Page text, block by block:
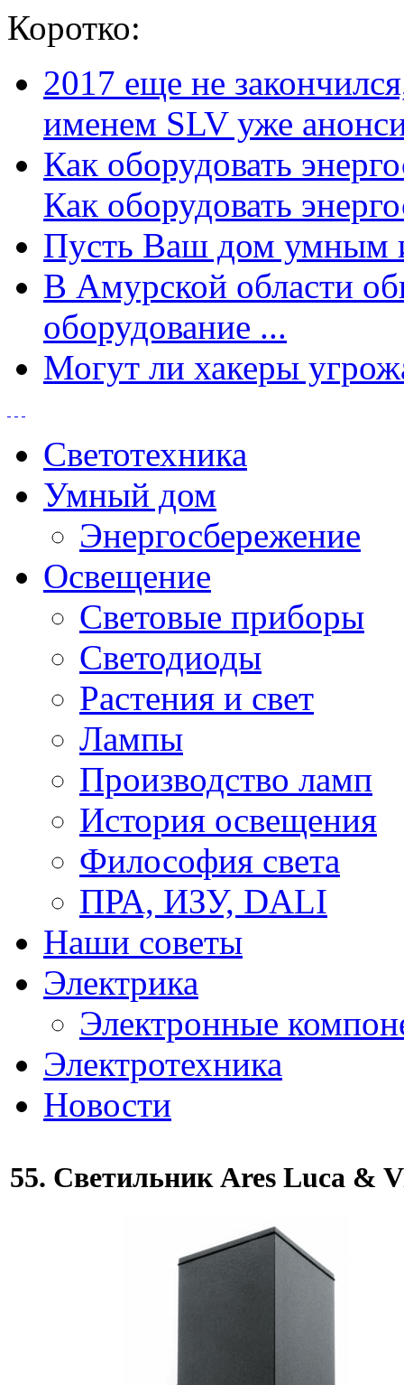
Коротко:
2017 еще не
именем SLV уже
Как оборудовать
Как оборудовать
Пусть Ваш дом умным
В Амурской области
оборудование ...
Могут ли хакеры
Светотехника
Умный дом
Энергосбережение
Освещение
Световые приборы
Светодиоды
Растения и свет
Лампы
Производство ламп
История освещения
Философия света
ПРА, ИЗУ, DALI
Наши советы
Электрика
Электронные
Электротехника
Новости
55. Светильник Ares Luca &